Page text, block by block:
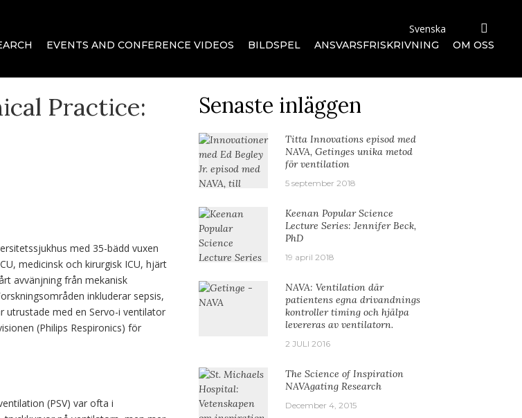
EVENTS AND CONFERENCE VIDEOS BILDSPEL ANSVARSFRISKRIVNING OM OSS
Practice:
med 35-bädd vuxen
medicinsk och kirurgisk ICU, hjärt
avvänjning från mekanisk
inkluderar sepsis,
utrustade med en Servo-i ventilator
(Philips Respironics) för
(PSV) var ofta i
Senaste inläggen
Titta Innovations episod med
NAVA, Getinges unika metod
för ventilation
5 september 2018
Keenan Popular Science
Lecture Series: Jennifer Beck,
PhD
19 april 2018
NAVA: Ventilation där
patientens egna drivandnings
kontroller timing och hjälpa
levereras av ventilatorn.
2 JULI 2016
The Science of Inspiration
NAVAgating Research
December 4, 2015